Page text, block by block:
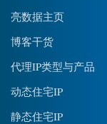
亮数据主页
博客干货
代理IP类型与产品
动态住宅IP
静态住宅IP